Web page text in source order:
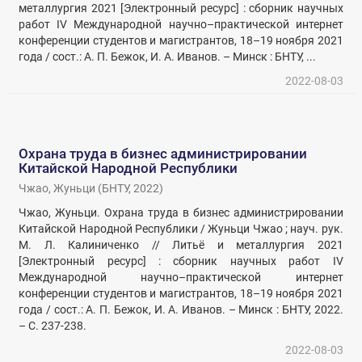
металлургия 2021 [Электронный ресурс] : сборник научных
работ IV Международной научно–практической интернет
конференции студентов и магистрантов, 18–19 ноября 2021
года / сост.: А. П. Бежок, И. А. Иванов. – Минск : БНТУ, ...
2022-08-03
Охрана труда в бизнес администрировании
Китайской Народной Республики
Чжао, Жуньци (БНТУ,2022)
Чжао, Жуньци. Охрана труда в бизнес администрировании
Китайской Народной Республики / Жуньци Чжао ; науч. рук.
М. Л. Калиниченко // Литьё и металлургия 2021
[Электронный ресурс] : сборник научных работ IV
Международной научно–практической интернет
конференции студентов и магистрантов, 18–19 ноября 2021
года / сост.: А. П. Бежок, И. А. Иванов. – Минск : БНТУ, 2022.
– С. 237-238.
2022-08-03